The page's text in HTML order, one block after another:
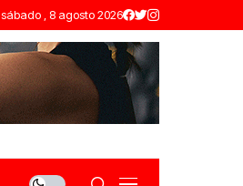
sábado , 8 agosto 2026